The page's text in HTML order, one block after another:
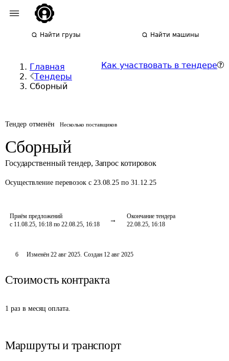
Найти грузы Найти машины
Главная
Тендеры
Сборный
Как участвовать в тендере
Тендер отменён Несколько поставщиков
Сборный
Государственный тендер, Запрос котировок
Осуществление перевозок с 23.08.25 по 31.12.25
Приём предложений
с 11.08.25, 16:18 по 22.08.25, 16:18
Окончание тендера
22.08.25, 16:18
6 Изменён 22 авг 2025. Создан 12 авг 2025
Стоимость контракта
1 раз в месяц оплата.
Маршруты и транспорт